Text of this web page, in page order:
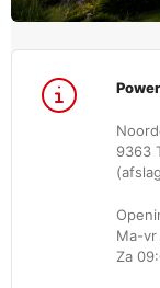
9363
Ma-
Za